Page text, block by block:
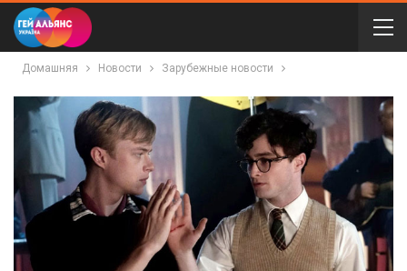
Домашняя Новости Зарубежные новости